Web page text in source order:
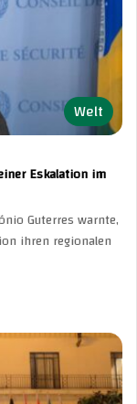
Welt
Eskalation im
Guterres warnte,
ihren regionalen